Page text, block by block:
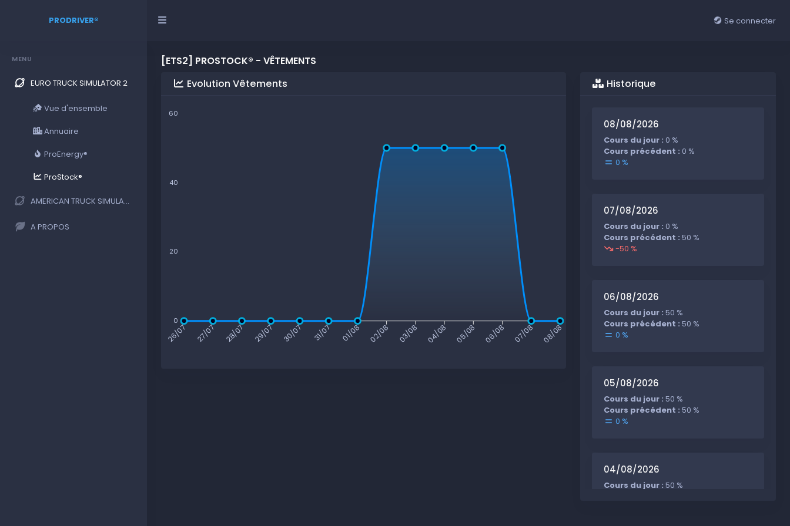
PRODRIVER® Se connecter
MENU
EURO TRUCK SIMULATOR 2
Vue d'ensemble
Annuaire
ProEnergy®
ProStock®
AMERICAN TRUCK SIMULATOR
A PROPOS
[ETS2] PROSTOCK® - VÊTEMENTS
Evolution Vêtements
60
40
20
0
26/07 27/07 28/07 29/07 30/07 31/07 01/08 02/08 03/08 04/08 05/08 06/08 07/08 08/08
Historique
08/08/2026
Cours du jour : 0 %
Cours précédent : 0 %
0 %
07/08/2026
Cours du jour : 0 %
Cours précédent :50 %
-50 %
06/08/2026
Cours du jour :50 %
Cours précédent :50 %
0 %
05/08/2026
Cours du jour :50 %
Cours précédent :50 %
0 %
04/08/2026
Cours du jour :50 %